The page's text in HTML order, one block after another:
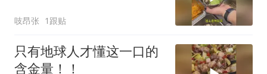
吱昂张 1跟贴
只有地球人才懂这一口的
含金量！！